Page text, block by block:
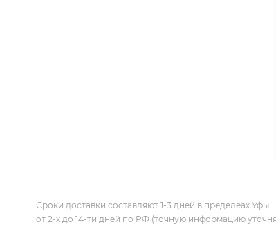
Сроки доставки составляют 1-3 дней в пределеах Уфы
от 2-х до 14-ти дней по РФ (точную информацию